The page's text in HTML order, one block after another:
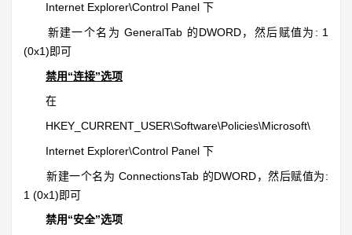
Internet Explorer\Control Panel 下
新建一个名为 GeneralTab 的DWORD，然后赋值为: 1
(0x1)即可
禁用“连接”选项
在
HKEY_CURRENT_USER\Software\Policies\Microsoft\
Internet Explorer\Control Panel 下
新建一个名为 ConnectionsTab 的DWORD，然后赋值为:
1 (0x1)即可
禁用“安全”选项